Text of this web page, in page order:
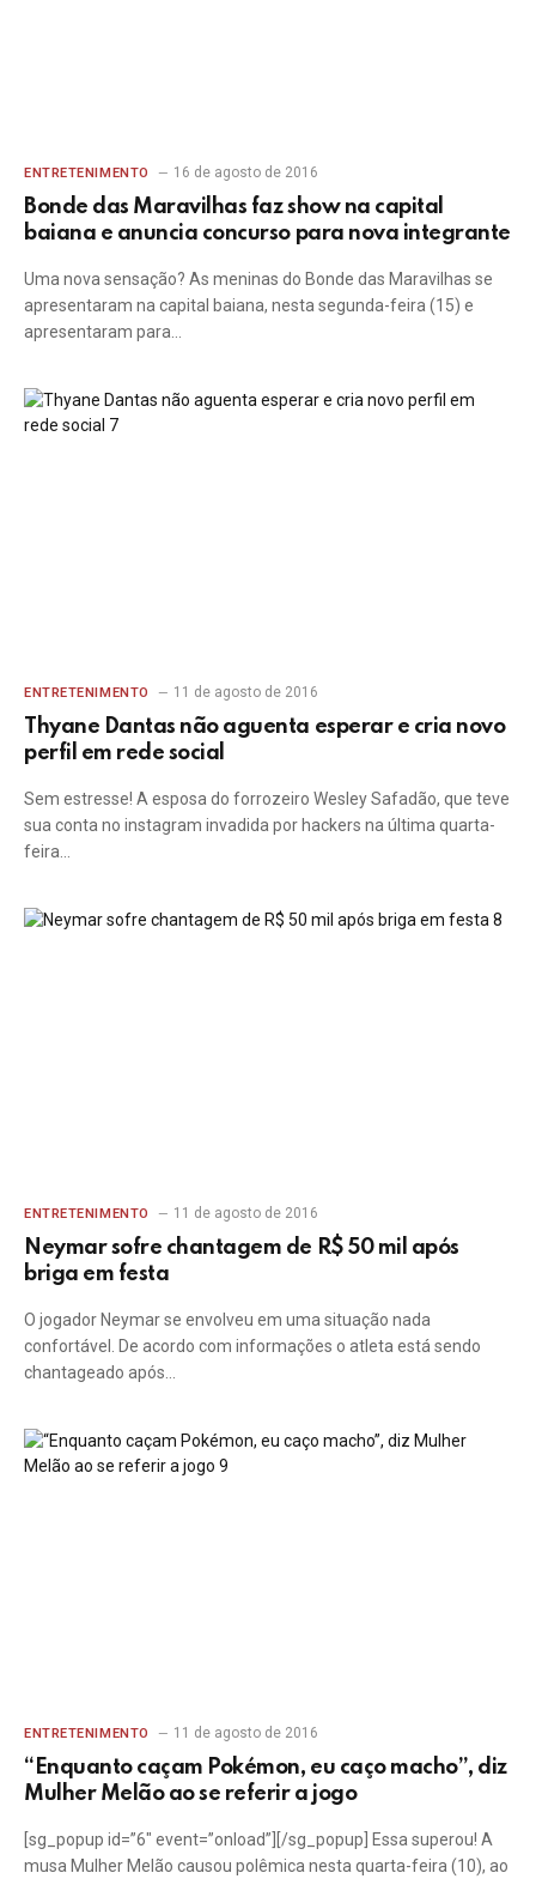
ENTRETENIMENTO 16 de agosto de 2016
Bonde das Maravilhas faz show na capital
baiana e anuncia concurso para nova integrante
Uma nova sensação? As meninas do Bonde das Maravilhas se
apresentaram na capital baiana, nesta segunda-feira (15) e
apresentaram para…
ENTRETENIMENTO 11 de agosto de 2016
Thyane Dantas não aguenta esperar e cria novo
perfil em rede social
Sem estresse! A esposa do forrozeiro Wesley Safadão, que teve
sua conta no instagram invadida por hackers na última quarta-
feira…
ENTRETENIMENTO 11 de agosto de 2016
Neymar sofre chantagem de R$ 50 mil após
briga em festa
O jogador Neymar se envolveu em uma situação nada
confortável. De acordo com informações o atleta está sendo
chantageado após…
ENTRETENIMENTO 11 de agosto de 2016
“Enquanto caçam Pokémon, eu caço macho”, diz
Mulher Melão ao se referir a jogo
[sg_popup id=”6″ event=”onload”][/sg_popup] Essa superou! A
musa Mulher Melão causou polêmica nesta quarta-feira (10), ao